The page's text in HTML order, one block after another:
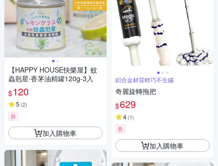
【HAPPY HOUSE快樂屋】蚊
蟲剋星‧香茅油精罐120g-3入
$120
5 (2)
券
加入購物車
鋁合金材質輕巧不生鏽
奇麗旋轉拖把
$629
4(1)
券
加入購物車